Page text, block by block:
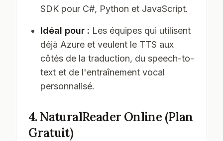
SDK pour C#, Python et JavaScript.
Idéal pour : Les équipes qui utilisent
déjà Azure et veulent le TTS aux
côtés de la traduction, du speech-to-
text et de l'entraînement vocal
personnalisé.
4. NaturalReader Online (Plan
Gratuit)